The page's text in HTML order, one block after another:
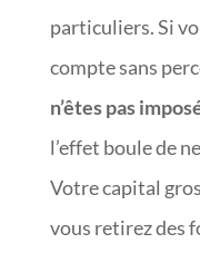
particuliers. Si
compte sans
n’êtes pas
l’effet boule de
Votre capital
vous retirez des